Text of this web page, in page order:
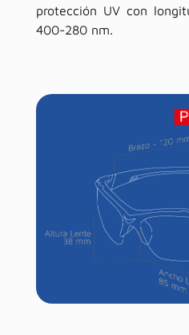
protección UV con
400-280 nm.